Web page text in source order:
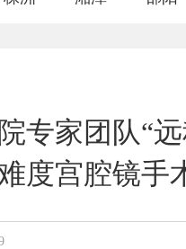
专家团队“
度宫腔镜手